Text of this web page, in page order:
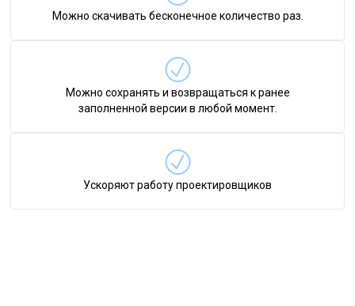
Можно скачивать бесконечное количество раз.
Можно сохранять и возвращаться к ранее
заполненной версии в любой момент.
Ускоряют работу проектировщиков